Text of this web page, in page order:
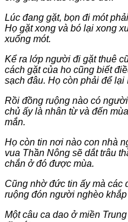
Lúc đang gặt, bọn đi mót
Họ gặt xong và bó lại xong
xuống mót.
Kể ra lớp người đi gặt thuê
cách gặt của ho cũng biết
sạch đâu. Họ còn phải để
Rồi đồng ruộng nào có
chủ ấy là nhân từ và đến
mắn.
Họ còn tin nơi nào con nhà
vua Thần Nông sẽ dắt trâu
chắn ở đó được mùa.
Cũng nhờ đức tin ấy mà các
ruộng đón người nghèo
Một câu ca dao ở miền